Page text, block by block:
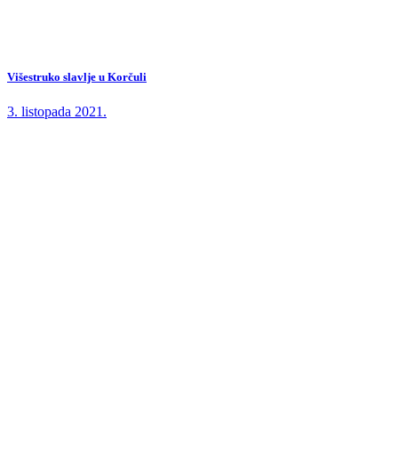
Višestruko slavlje u Korčuli
3. listopada 2021.